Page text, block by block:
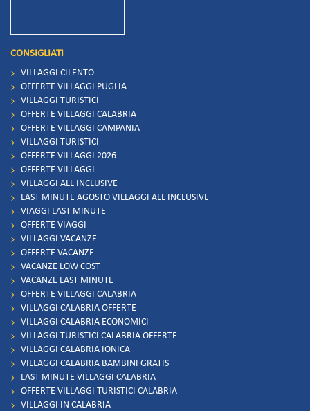
CONSIGLIATI
VILLAGGI CILENTO
OFFERTE VILLAGGI PUGLIA
VILLAGGI TURISTICI
OFFERTE VILLAGGI CALABRIA
OFFERTE VILLAGGI CAMPANIA
VILLAGGI TURISTICI
OFFERTE VILLAGGI 2026
OFFERTE VILLAGGI
VILLAGGI ALL INCLUSIVE
LAST MINUTE AGOSTO VILLAGGI ALL INCLUSIVE
VIAGGI LAST MINUTE
OFFERTE VIAGGI
VILLAGGI VACANZE
OFFERTE VACANZE
VACANZE LOW COST
VACANZE LAST MINUTE
OFFERTE VILLAGGI CALABRIA
VILLAGGI CALABRIA OFFERTE
VILLAGGI CALABRIA ECONOMICI
VILLAGGI TURISTICI CALABRIA OFFERTE
VILLAGGI CALABRIA IONICA
VILLAGGI CALABRIA BAMBINI GRATIS
LAST MINUTE VILLAGGI CALABRIA
OFFERTE VILLAGGI TURISTICI CALABRIA
VILLAGGI IN CALABRIA